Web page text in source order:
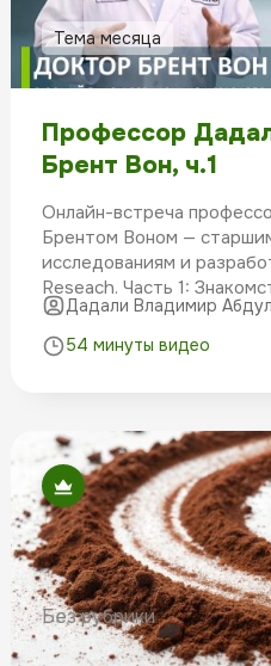
Тема месяца
Профессор
Брент Вон, ч.1
Онлайн-встреча
Брентом Воном —
исследованиям и
Reseach. Часть 1:
Дадали Владимир
54 минуты видео
Без рубрики